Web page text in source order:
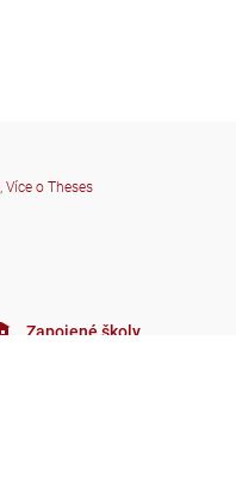
, Více o Theses
Zapojené školy